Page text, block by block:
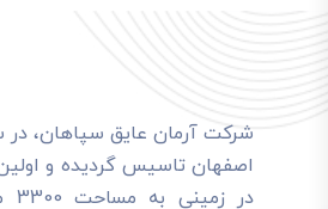
اصفهان تاسیس گردیده و